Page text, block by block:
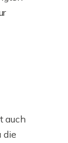
auch
die